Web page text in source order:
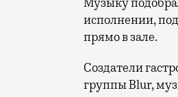
исполнении,
прямо в зале.
Создатели
группы Blur,